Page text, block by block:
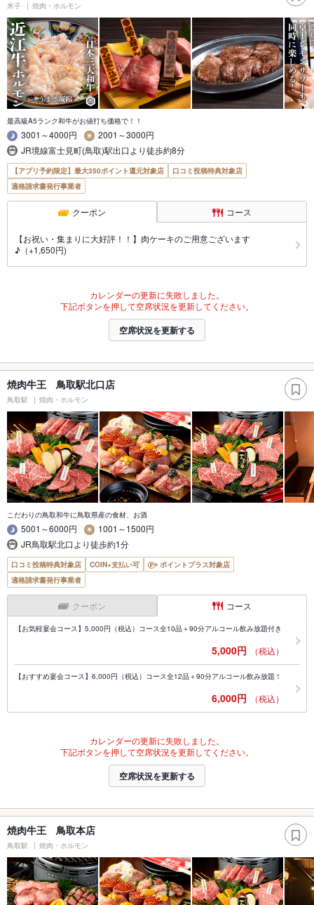
米子 焼肉・ホルモン
最高級A5ランク和牛がお値打ち価格で！！
3001～4000円
2001～3000円
JR境線富士見町(鳥取)駅出口より徒歩約8分
【アプリ予約限定】最大350ポイント還元対象店
口コミ投稿特典対象店
適格請求書発行事業者
クーポン コース
【お祝い・集まりに大好評！！】肉ケーキのご用意ございます
♪（+1,650円)
カレンダーの更新に失敗しました。
下記ボタンを押して空席状況を更新してください。
空席状況を更新する
焼肉牛王 鳥取駅北口店
鳥取駅 焼肉・ホルモン
こだわりの鳥取和牛に鳥取県産の食材、お酒
5001～6000円
1001～1500円
JR鳥取駅北口より徒歩約1分
口コミ投稿特典対象店 COIN+支払い可
ポイントプラス対象店
適格請求書発行事業者
クーポン コース
【お気軽宴会コース】5,000円（税込）コース全10品＋90分アルコール飲み放題付き
5,000円 （税込）
【おすすめ宴会コース】6,000円（税込）コース全12品＋90分アルコール飲み放題！
6,000円 （税込）
カレンダーの更新に失敗しました。
下記ボタンを押して空席状況を更新してください。
空席状況を更新する
焼肉牛王 鳥取本店
鳥取駅 焼肉・ホルモン